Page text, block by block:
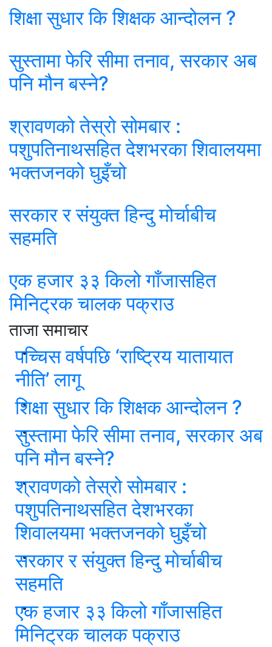
शिक्षा सुधार कि शिक्षक आन्दोलन ?
सुस्तामा फेरि सीमा तनाव, सरकार अब
पनि मौन बस्ने?
श्रावणको तेस्रो सोमबार :
पशुपतिनाथसहित देशभरका शिवालयमा
भक्तजनको घुइँचो
सरकार र संयुक्त हिन्दु मोर्चाबीच
सहमति
एक हजार ३३ किलो गाँजासहित
मिनिट्रक चालक पक्राउ
ताजा समाचार
पच्चिस वर्षपछि ‘राष्ट्रिय यातायात
नीति’ लागू
शिक्षा सुधार कि शिक्षक आन्दोलन ?
सुस्तामा फेरि सीमा तनाव, सरकार अब
पनि मौन बस्ने?
श्रावणको तेस्रो सोमबार :
पशुपतिनाथसहित देशभरका
शिवालयमा भक्तजनको घुइँचो
सरकार र संयुक्त हिन्दु मोर्चाबीच
सहमति
एक हजार ३३ किलो गाँजासहित
मिनिट्रक चालक पक्राउ